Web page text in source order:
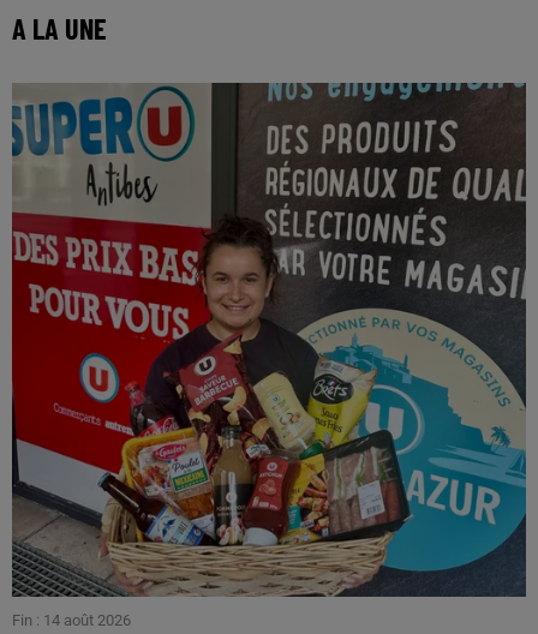
A LA UNE
Fin : 14 août 2026